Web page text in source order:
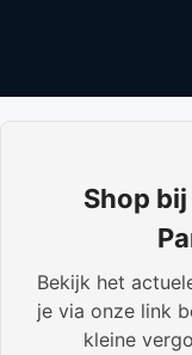
Shop
Bekijk het
je via onze link
kleine